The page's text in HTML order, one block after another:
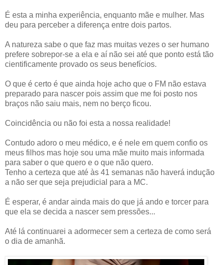
É esta a minha experiência, enquanto mãe e mulher. Mas
deu para perceber a diferença entre dois partos.
A natureza sabe o que faz mas muitas vezes o ser humano
prefere sobrepor-se a ela e aí não sei até que ponto está tão
cientificamente provado os seus benefícios.
O que é certo é que ainda hoje acho que o FM não estava
preparado para nascer pois assim que me foi posto nos
braços não saiu mais, nem no berço ficou.
Coincidência ou não foi esta a nossa realidade!
Contudo adoro o meu médico, e é nele em quem confio os
meus filhos mas hoje sou uma mãe muito mais informada
para saber o que quero e o que não quero.
Tenho a certeza que até às 41 semanas não haverá indução
a não ser que seja prejudicial para a MC.
É esperar, é andar ainda mais do que já ando e torcer para
que ela se decida a nascer sem pressões...
Até lá continuarei a adormecer sem a certeza de como será
o dia de amanhã.